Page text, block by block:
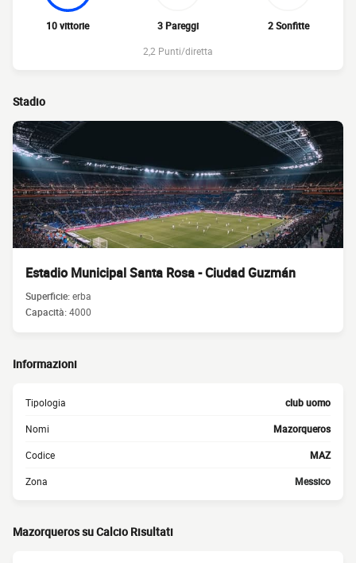
10 vittorie 3 Pareggi
2 Sonfitte
2,2 Punti/diretta
Stadio
Estadio Municipal Santa Rosa - Ciudad Guzmán
Superficie:erba
Capacità:4000
Informazioni
Tipologia club uomo
Nomi Mazorqueros
Codice MAZ
Zona Messico
Mazorqueros su Calcio Risultati